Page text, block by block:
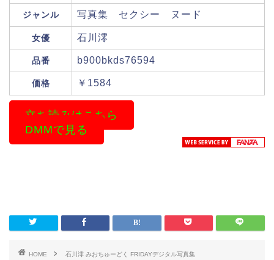
ジャンル 写真集 セクシー ヌード
女優 石川澪
品番 b900bkds76594
価格 ￥1584
立ち読みはこちら
DMMで見る
HOME 石川澪 みおちゅーどく FRIDAYデジタル写真集